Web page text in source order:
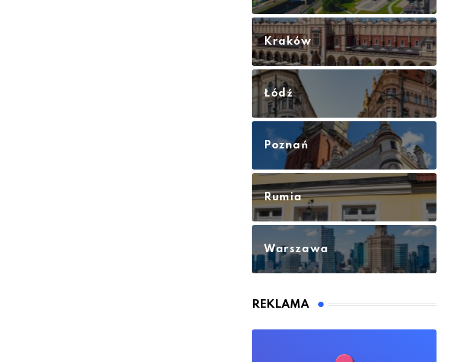
Kraków
Łódź
Poznań
Rumia
Warszawa
REKLAMA